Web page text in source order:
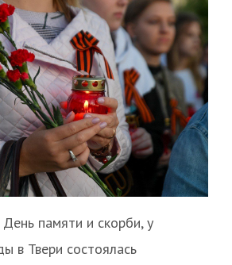
памяти и скорби, у
в Твери состоялась